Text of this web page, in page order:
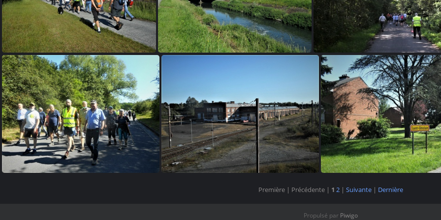
Q 9 Q 11
Première | Précédente | 1 2 | Suivante | Dernière
Propulsé par Piwigo